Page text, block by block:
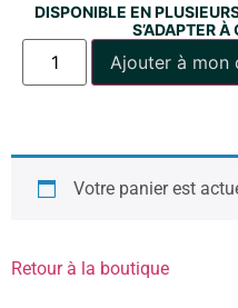
DISPONIBLE EN
S’ADAPTER
Ajouter à mon
Votre panier est
Retour à la boutique